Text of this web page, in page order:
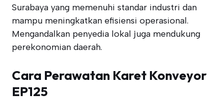
Surabaya yang memenuhi standar industri dan
mampu meningkatkan efisiensi operasional.
Mengandalkan penyedia lokal juga mendukung
perekonomian daerah.
Cara Perawatan Karet Konveyor
EP125